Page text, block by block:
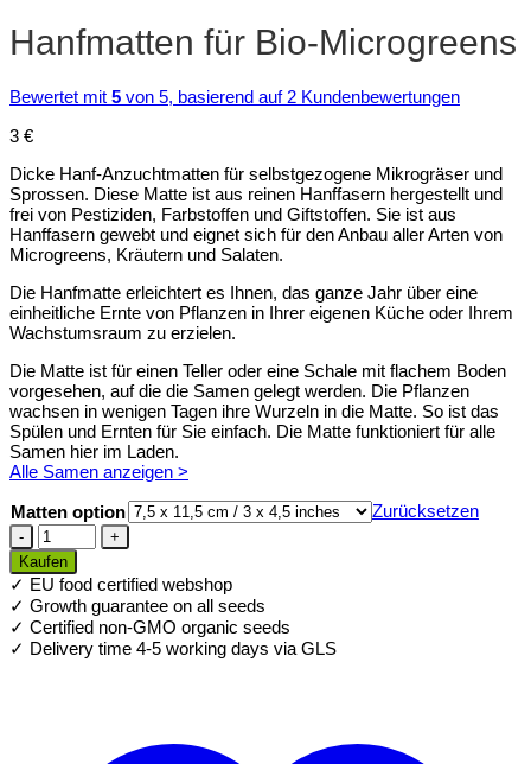
Hanfmatten für Bio-Microgreens
Bewertet mit 5 von 5, basierend auf2 Kundenbewertungen
3 €
Dicke Hanf-Anzuchtmatten für selbstgezogene Mikrogräser und
Sprossen. Diese Matte ist aus reinen Hanffasern hergestellt und
frei von Pestiziden, Farbstoffen und Giftstoffen. Sie ist aus
Hanffasern gewebt und eignet sich für den Anbau aller Arten von
Microgreens, Kräutern und Salaten.
Die Hanfmatte erleichtert es Ihnen, das ganze Jahr über eine
einheitliche Ernte von Pflanzen in Ihrer eigenen Küche oder Ihrem
Wachstumsraum zu erzielen.
Die Matte ist für einen Teller oder eine Schale mit flachem Boden
vorgesehen, auf die die Samen gelegt werden. Die Pflanzen
wachsen in wenigen Tagen ihre Wurzeln in die Matte. So ist das
Spülen und Ernten für Sie einfach. Die Matte funktioniert für alle
Samen hier im Laden.
Alle Samen anzeigen >
Matten option
Zurücksetzen
Hanfmatten
für
Bio-
Microgreens
Menge
Kaufen
✓ EU food certified webshop
✓ Growth guarantee on all seeds
✓ Certified non-GMO organic seeds
✓ Delivery time 4-5 working days via GLS